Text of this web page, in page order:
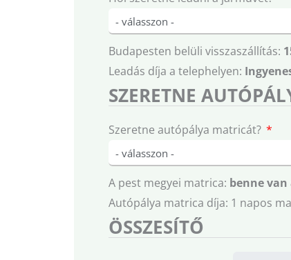
Budapesten belüli visszaszállítás:
Leadás díja a telephelyen:
SZERETNE
Szeretne autópálya matricát?
A pest megyei matrica: benne van
Autópálya matrica díja: 1 napos
ÖSSZESÍTŐ